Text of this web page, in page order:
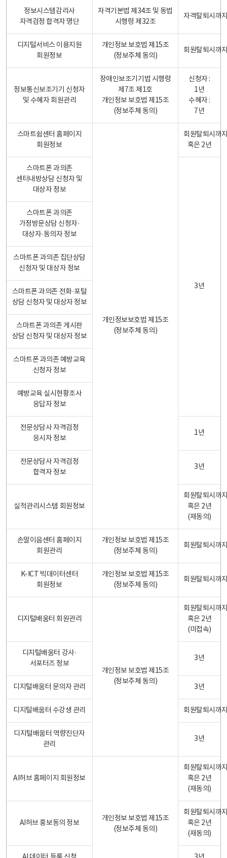
정보시스템감리사
자격검정 합격자 명단
자격기본법 제34조 및 동법
시행령 제32조
자격탈퇴시까
디지털서비스 이용지원
회원정보
개인정보 보호법 제15조
(정보주체 동의)
회원탈퇴시까
정보통신보조기기 신청자
및 수혜자 회원관리
장애인보조기기법 시행령
제7조 제1호
개인정보 보호법 제15조
(정보주체 동의)
신청자 :
1년
수혜자 :
7년
스마트쉼센터 홈페이지
회원정보
개인정보보호법 제15조
(정보주체 동의)
회원탈퇴시까
혹은 2년
스마트폰 과의존
센터내방상담 신청자 및
대상자 정보
3년
스마트폰 과의존
가정방문상담 신청자·
대상자·동의자 정보
스마트폰 과의존 집단상담
신청자 및 대상자 정보
스마트폰 과의존 전화·포털
상담 신청자 및 대상자 정보
스마트폰 과의존 게시판
상담 신청자 및 대상자 정보
스마트폰 과의존 예방교육
신청자 정보
예방교육 실시현황조사
응답자 정보
전문상담사 자격검정
응시자 정보
1년
전문상담사 자격검정
합격자 정보
3년
실적관리시스템 회원정보
회원탈퇴시까
혹은 2년
(재동의)
손말이음센터 홈페이지
회원관리
개인정보 보호법 제15조
(정보주체 동의)
회원탈퇴시까
K-ICT 빅데이터센터
회원정보
개인정보 보호법 제15조
(정보주체 동의)
회원탈퇴시까
디지털배움터 회원관리
개인정보 보호법 제15조
(정보주체 동의)
회원탈퇴시까
혹은 2년
(미접속)
디지털배움터 강사·
서포터즈 정보
3년
디지털배움터 문의자 관리 3년
디지털배움터 수강생 관리 회원탈퇴시까
디지털배움터 역량진단자
관리
3년
AI허브 홈페이지 회원정보
개인정보 보호법 제15조
(정보주체 동의)
회원탈퇴시까
혹은 2년
(재동의)
AI허브 홍보동의 정보
회원탈퇴시까
혹은 2년
(재동의)